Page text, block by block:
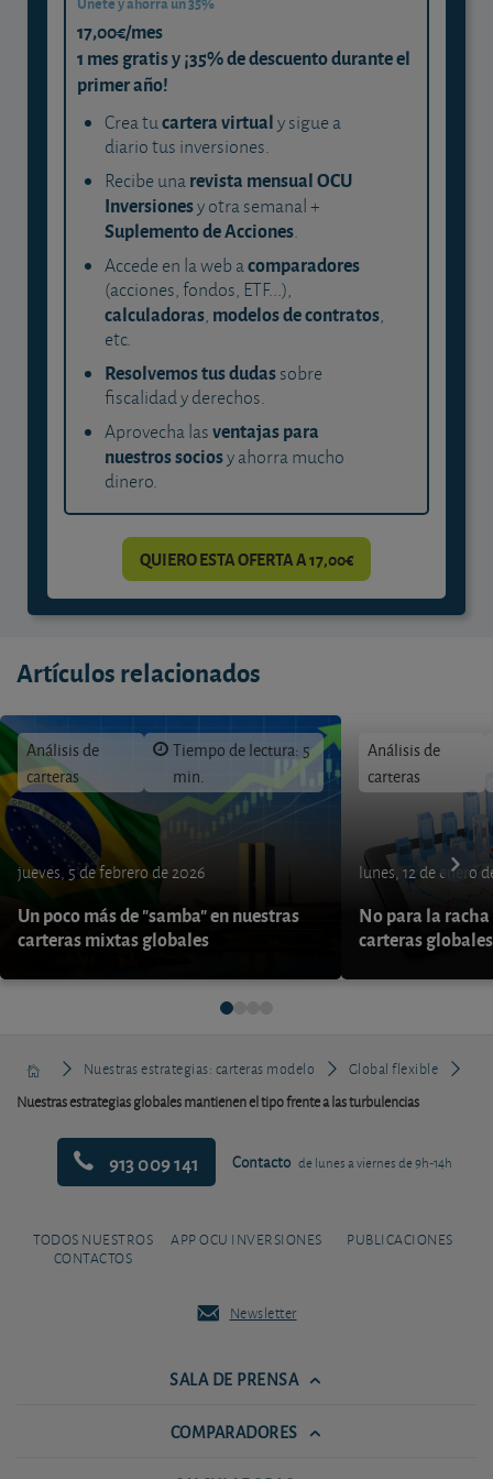
17,00€/mes
1 mes gratis y ¡35% de descuento durante el
primer año!
Crea tucartera virtualy sigue a
diario tus inversiones.
Recibe unarevista mensual OCU
Inversionesy otra semanal +
Suplemento de Acciones.
Accede en la web acomparadores
(acciones, fondos, ETF...),
calculadoras, modelos de contratos,
etc.
Resolvemos tus dudassobre
fiscalidad y derechos.
Aprovecha lasventajas para
nuestros sociosy ahorra mucho
dinero.
QUIERO ESTA OFERTA A 17,00€
Artículos relacionados
Análisis de
carteras
Tiempo de lectura: 5
min.
jueves, 5 de febrero de 2026
Un poco más de "samba" en nuestras
carteras mixtas globales
Análisis de
carteras
lunes, 12 de enero
No para la
carteras globales
Nuestras estrategias: carteras modelo
Global flexible
Nuestras estrategias globales mantienen el tipo frente a las turbulencias
913 009 141 Contacto de lunes a viernes de 9h-14h
TODOS NUESTROS
CONTACTOS
APP OCU INVERSIONES PUBLICACIONES
Newsletter
SALA DE PRENSA
COMPARADORES